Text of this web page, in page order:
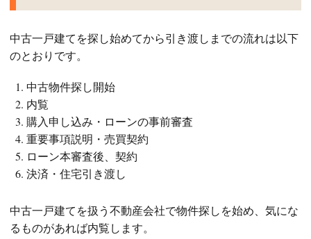
中古一戸建てを探し始めてから引き渡しまでの流れは以下
のとおりです。
中古物件探し開始
内覧
購入申し込み・ローンの事前審査
重要事項説明・売買契約
ローン本審査後、契約
決済・住宅引き渡し
中古一戸建てを扱う不動産会社で物件探しを始め、気にな
るものがあれば内覧します。